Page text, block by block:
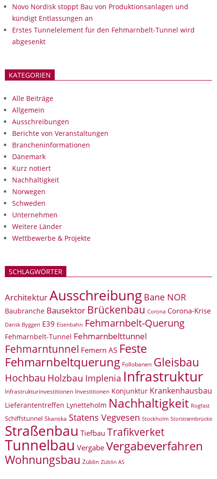
Novo Nordisk stoppt Bau von Produktionsanlagen und
kündigt Entlassungen an
Erstes Tunnelelement für den Fehmarnbelt-Tunnel wird
abgesenkt
KATEGORIEN
Alle Beiträge
Allgemein
Ausschreibungen
Berichte von Veranstaltungen
Brancheninformationen
Dänemark
Kurz notiert
Nachhaltigkeit
Norwegen
Schweden
Unternehmen
Weitere Länder
Wettbewerbe & Projekte
SCHLAGWÖRTER
ArchitekturAusschreibung Bane NOR
Baubranche Bausektor Brückenbau Corona Corona-Krise
Dansk Byggeri E39 Eisenbahn Fehmarnbelt-Querung
Fehmarnbelt-Tunnel Fehmarnbelttunnel
Fehmarntunnel Femern AS Feste
Fehmarnbeltquerung Follobanen Gleisbau
Hochbau Holzbau Implenia Infrastruktur
Infrastrukturinvestitionen Investitionen Konjunktur Krankenhausbau
Lieferantentreffen Lynetteholm Nachhaltigkeit Rogfast
Schiffstunnel Skanska Statens Vegvesen Stockholm Storstrømbrücke
Straßenbau Tiefbau Trafikverket
Tunnelbau Vergabe Vergabeverfahren
Wohnungsbau Züblin Züblin AS